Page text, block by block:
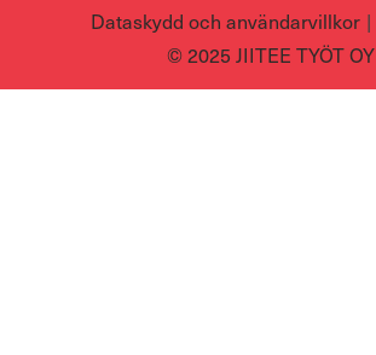
Dataskydd och användarvillkor
© 2025 JIITEE TYÖT OY